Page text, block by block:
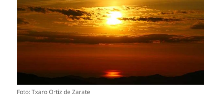
Foto: Txaro Ortiz de Zarate